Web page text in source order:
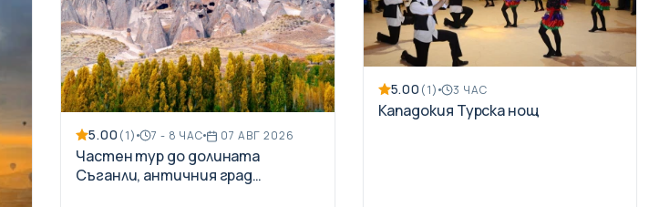
5.00 (1) 7 - 8 ЧАС 07 АВГ 2026
Частен тур до долината
Съганли, античния град
5.00 (1) 3 ЧАС
Кападокия Турска нощ